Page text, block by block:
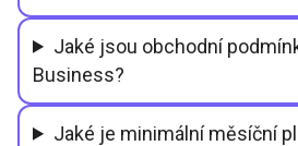
Jaké jsou obchodní
Business?
Jaké je minimální měsíční